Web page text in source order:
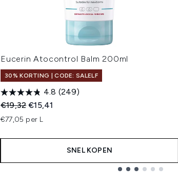
Eucerin Atocontrol Balm 200ml
30% KORTING | CODE: SALELF
4.8 (249)
Recommended Retail Price:
€19,32Huidige prijs:
€15,41
€77,05 per L
SNEL KOPEN